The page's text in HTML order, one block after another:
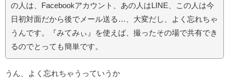
の人は、Facebookアカウント、あの人はLINE、この人は今
日初対面だから後でメール送る…、大変だし、よく忘れちゃ
うんです。『みてみぃ』を使えば、撮ったその場で共有でき
るのでとっても簡単です。
うん、よく忘れちゃうっていうか